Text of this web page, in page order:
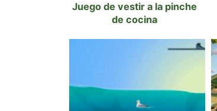
Juego de vestir a la pinche
de cocina